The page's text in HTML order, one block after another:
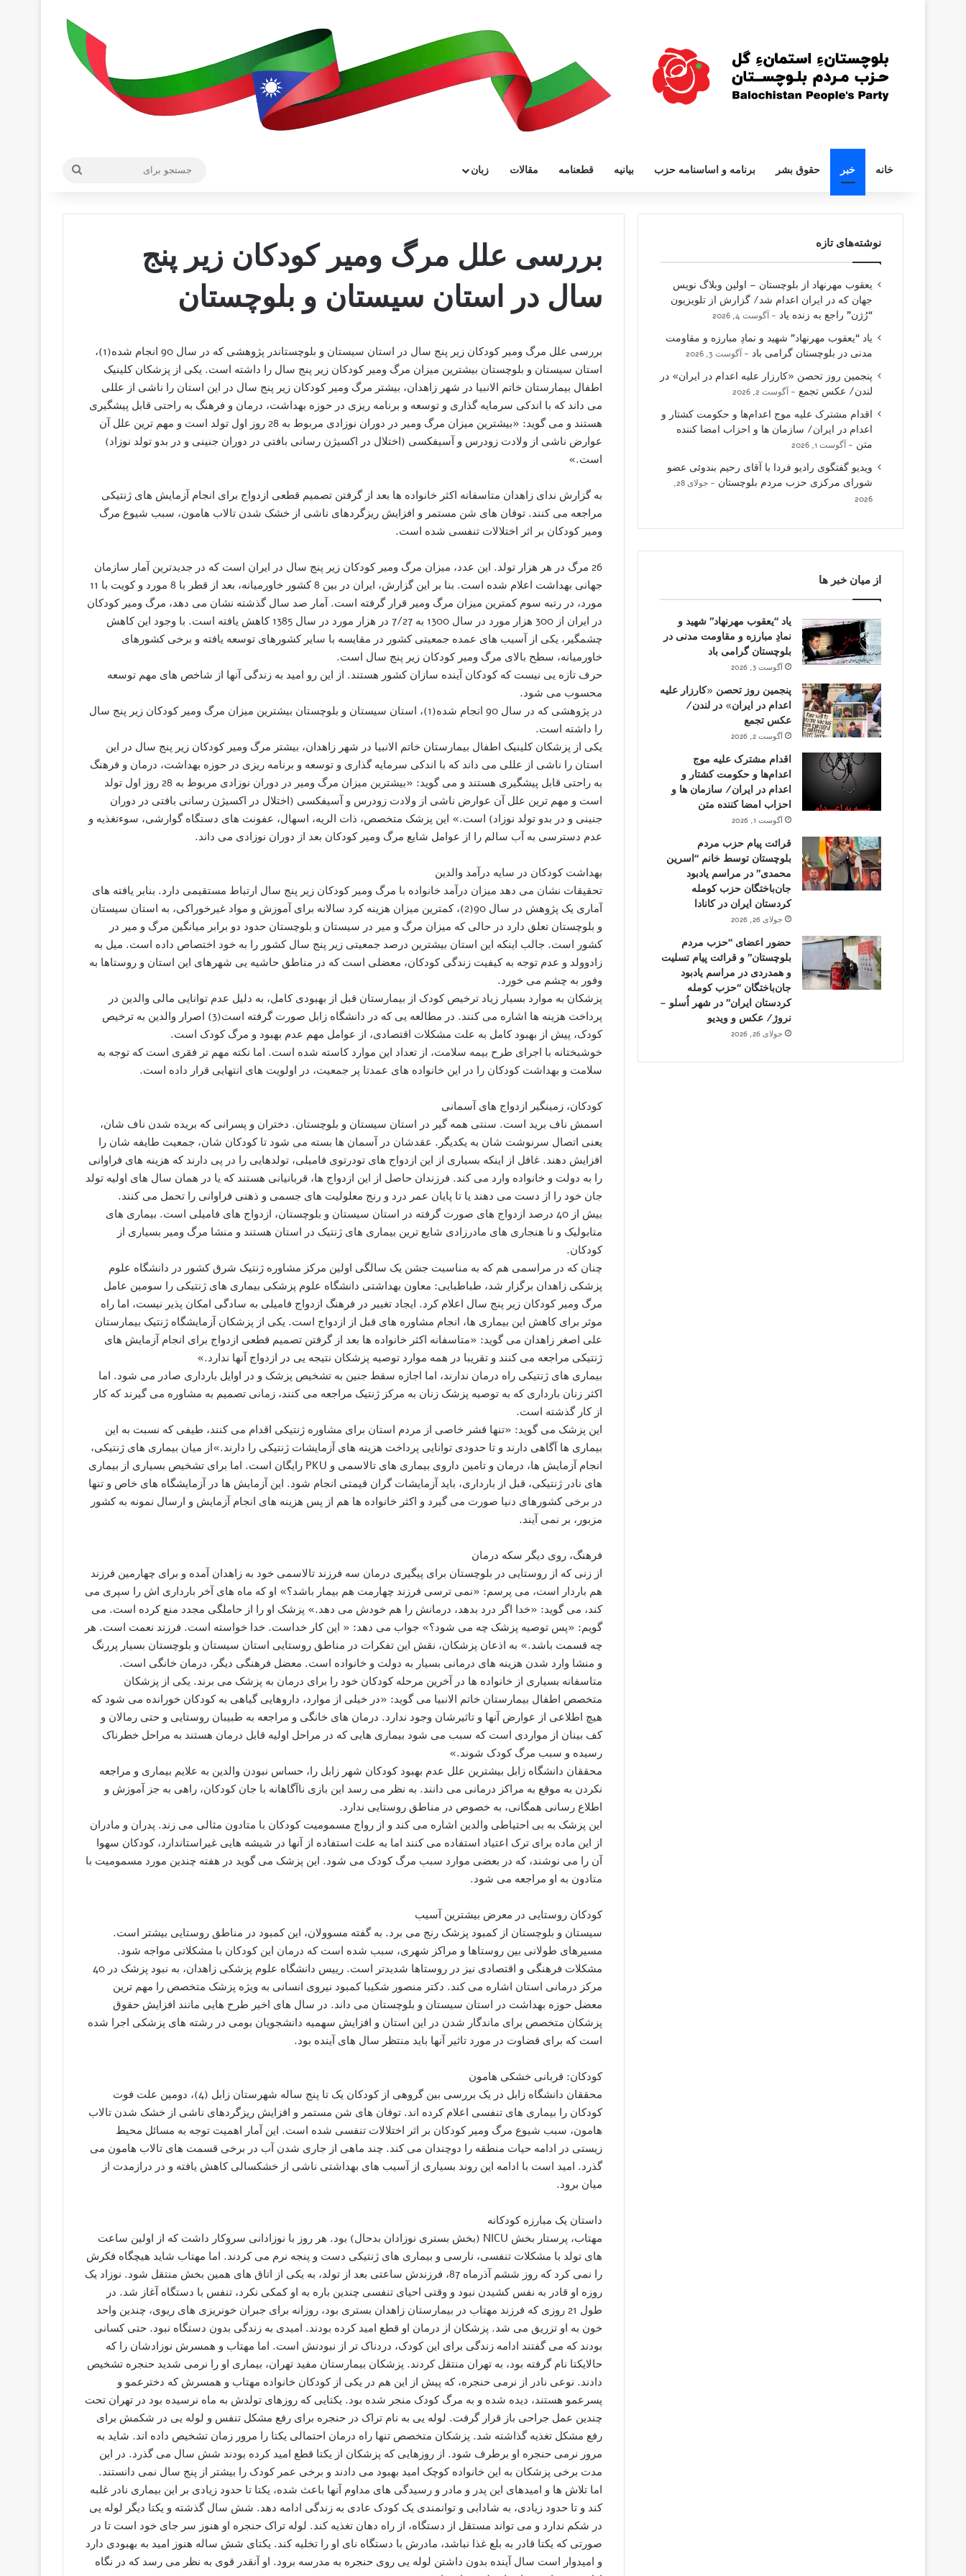
خانه خبر حقوق بشر برنامه و اساسنامه حزب بیانیه قطعنامه مقالات زبان
بررسی علل مرگ ومیر کودکان زیر پنج
سال در استان سیستان و بلوچستان
بررسی علل مرگ ومیر کودکان زیر پنج سال در استان سیستان و بلوچستاندر پژوهشی که در سال 90 انجام شده(1)،
استان سیستان و بلوچستان بیشترین میزان مرگ ومیر کودکان زیر پنج سال را داشته است. یکی از پزشکان کلینیک
اطفال بیمارستان خاتم الانبیا در شهر زاهدان، بیشتر مرگ ومیر کودکان زیر پنج سال در این استان را ناشی از عللی
می داند که با اندکی سرمایه گذاری و توسعه و برنامه ریزی در حوزه بهداشت، درمان و فرهنگ به راحتی قابل پیشگیری
هستند و می گوید: «بیشترین میزان مرگ ومیر در دوران نوزادی مربوط به 28 روز اول تولد است و مهم ترین علل آن
عوارض ناشی از ولادت زودرس و آسیفکسی (اختلال در اکسیژن رسانی بافتی در دوران جنینی و در بدو تولد نوزاد)
است.»
به گزارش ندای زاهدان متاسفانه اکثر خانواده ها بعد از گرفتن تصمیم قطعی ازدواج برای انجام آزمایش های ژنتیکی
مراجعه می کنند. توفان های شن مستمر و افزایش ریزگردهای ناشی از خشک شدن تالاب هامون، سبب شیوع مرگ
ومیر کودکان بر اثر اختلالات تنفسی شده است.
26 مرگ در هر هزار تولد. این عدد، میزان مرگ ومیر کودکان زیر پنج سال در ایران است که در جدیدترین آمار سازمان
جهانی بهداشت اعلام شده است. بنا بر این گزارش، ایران در بین 8 کشور خاورمیانه، بعد از قطر با 8 مورد و کویت با 11
مورد، در رتبه سوم کمترین میزان مرگ ومیر قرار گرفته است. آمار صد سال گذشته نشان می دهد، مرگ ومیر کودکان
در ایران از 300 هزار مورد در سال 1300 به 7/27 در هزار مورد در سال 1385 کاهش یافته است. با وجود این کاهش
چشمگیر، یکی از آسیب های عمده جمعیتی کشور در مقایسه با سایر کشورهای توسعه یافته و برخی کشورهای
خاورمیانه، سطح بالای مرگ ومیر کودکان زیر پنج سال است.
حرف تازه یی نیست که کودکان آینده سازان کشور هستند. از این رو امید به زندگی آنها از شاخص های مهم توسعه
محسوب می شود.
در پژوهشی که در سال 90 انجام شده(1)، استان سیستان و بلوچستان بیشترین میزان مرگ ومیر کودکان زیر پنج سال
را داشته است.
یکی از پزشکان کلینیک اطفال بیمارستان خاتم الانبیا در شهر زاهدان، بیشتر مرگ ومیر کودکان زیر پنج سال در این
استان را ناشی از عللی می داند که با اندکی سرمایه گذاری و توسعه و برنامه ریزی در حوزه بهداشت، درمان و فرهنگ
به راحتی قابل پیشگیری هستند و می گوید: «بیشترین میزان مرگ ومیر در دوران نوزادی مربوط به 28 روز اول تولد
است و مهم ترین علل آن عوارض ناشی از ولادت زودرس و آسیفکسی (اختلال در اکسیژن رسانی بافتی در دوران
جنینی و در بدو تولد نوزاد) است.» این پزشک متخصص، ذات الریه، اسهال، عفونت های دستگاه گوارشی، سوءتغذیه و
عدم دسترسی به آب سالم را از عوامل شایع مرگ ومیر کودکان بعد از دوران نوزادی می داند.
بهداشت کودکان در سایه درآمد والدین
تحقیقات نشان می دهد میزان درآمد خانواده با مرگ ومیر کودکان زیر پنج سال ارتباط مستقیمی دارد. بنابر یافته های
آماری یک پژوهش در سال 90(2)، کمترین میزان هزینه کرد سالانه برای آموزش و مواد غیرخوراکی، به استان سیستان
و بلوچستان تعلق دارد در حالی که میزان مرگ و میر در سیستان و بلوچستان حدود دو برابر میانگین مرگ و میر در
کشور است. جالب اینکه این استان بیشترین درصد جمعیتی زیر پنج سال کشور را به خود اختصاص داده است. میل به
زادوولد و عدم توجه به کیفیت زندگی کودکان، معضلی است که در مناطق حاشیه یی شهرهای این استان و روستاها به
وفور به چشم می خورد.
پزشکان به موارد بسیار زیاد ترخیص کودک از بیمارستان قبل از بهبودی کامل، به دلیل عدم توانایی مالی والدین در
پرداخت هزینه ها اشاره می کنند. در مطالعه یی که در دانشگاه زابل صورت گرفته است(3) اصرار والدین به ترخیص
کودک، پیش از بهبود کامل به علت مشکلات اقتصادی، از عوامل مهم عدم بهبود و مرگ کودک است.
خوشبختانه با اجرای طرح بیمه سلامت، از تعداد این موارد کاسته شده است. اما نکته مهم تر فقری است که توجه به
سلامت و بهداشت کودکان را در این خانواده های عمدتا پر جمعیت، در اولویت های انتهایی قرار داده است.
کودکان، زمینگیر ازدواج های آسمانی
اسمش ناف برید است. سنتی همه گیر در استان سیستان و بلوچستان. دختران و پسرانی که بریده شدن ناف شان،
یعنی اتصال سرنوشت شان به یکدیگر. عقدشان در آسمان ها بسته می شود تا کودکان شان، جمعیت طایفه شان را
افزایش دهند. غافل از اینکه بسیاری از این ازدواج های تودرتوی فامیلی، تولدهایی را در پی دارند که هزینه های فراوانی
را به دولت و خانواده وارد می کند. فرزندان حاصل از این ازدواج ها، قربانیانی هستند که یا در همان سال های اولیه تولد
جان خود را از دست می دهند یا تا پایان عمر درد و رنج معلولیت های جسمی و ذهنی فراوانی را تحمل می کنند.
بیش از 40 درصد ازدواج های صورت گرفته در استان سیستان و بلوچستان، ازدواج های فامیلی است. بیماری های
متابولیک و نا هنجاری های مادرزادی شایع ترین بیماری های ژنتیک در استان هستند و منشا مرگ ومیر بسیاری از
کودکان.
چنان که در مراسمی هم که به مناسبت جشن یک سالگی اولین مرکز مشاوره ژنتیک شرق کشور در دانشگاه علوم
پزشکی زاهدان برگزار شد، طباطبایی: معاون بهداشتی دانشگاه علوم پزشکی بیماری های ژنتیکی را سومین عامل
مرگ ومیر کودکان زیر پنج سال اعلام کرد. ایجاد تغییر در فرهنگ ازدواج فامیلی به سادگی امکان پذیر نیست، اما راه
موثر برای کاهش این بیماری ها، انجام مشاوره های قبل از ازدواج است. یکی از پزشکان آزمایشگاه ژنتیک بیمارستان
علی اصغر زاهدان می گوید: «متاسفانه اکثر خانواده ها بعد از گرفتن تصمیم قطعی ازدواج برای انجام آزمایش های
ژنتیکی مراجعه می کنند و تقریبا در همه موارد توصیه پزشکان نتیجه یی در ازدواج آنها ندارد.»
بیماری های ژنتیکی راه درمان ندارند، اما اجازه سقط جنین به تشخیص پزشک و در اوایل بارداری صادر می شود. اما
اکثر زنان بارداری که به توصیه پزشک زنان به مرکز ژنتیک مراجعه می کنند، زمانی تصمیم به مشاوره می گیرند که کار
از کار گذشته است.
این پزشک می گوید: «تنها قشر خاصی از مردم استان برای مشاوره ژنتیکی اقدام می کنند، طیفی که نسبت به این
بیماری ها آگاهی دارند و تا حدودی توانایی پرداخت هزینه های آزمایشات ژنتیکی را دارند.»از میان بیماری های ژنتیکی،
انجام آزمایش ها، درمان و تامین داروی بیماری های تالاسمی و PKU رایگان است. اما برای تشخیص بسیاری از بیماری
های نادر ژنتیکی، قبل از بارداری، باید آزمایشات گران قیمتی انجام شود. این آزمایش ها در آزمایشگاه های خاص و تنها
در برخی کشورهای دنیا صورت می گیرد و اکثر خانواده ها هم از پس هزینه های انجام آزمایش و ارسال نمونه به کشور
مزبور، بر نمی آیند.
فرهنگ، روی دیگر سکه درمان
از زنی که از روستایی در بلوچستان برای پیگیری درمان سه فرزند تالاسمی خود به زاهدان آمده و برای چهارمین فرزند
هم باردار است، می پرسم: «نمی ترسی فرزند چهارمت هم بیمار باشد؟» او که ماه های آخر بارداری اش را سپری می
کند، می گوید: «خدا اگر درد بدهد، درمانش را هم خودش می دهد.» پزشک او را از حاملگی مجدد منع کرده است. می
گویم: «پس توصیه پزشک چه می شود؟» جواب می دهد: « این کار خداست. خدا خواسته است. فرزند نعمت است. هر
چه قسمت باشد.» به اذعان پزشکان، نقش این تفکرات در مناطق روستایی استان سیستان و بلوچستان بسیار پررنگ
و منشا وارد شدن هزینه های درمانی بسیار به دولت و خانواده است. معضل فرهنگی دیگر، درمان خانگی است.
متاسفانه بسیاری از خانواده ها در آخرین مرحله کودکان خود را برای درمان به پزشک می برند. یکی از پزشکان
متخصص اطفال بیمارستان خاتم الانبیا می گوید: «در خیلی از موارد، داروهایی گیاهی به کودکان خورانده می شود که
هیچ اطلاعی از عوارض آنها و تاثیرشان وجود ندارد. درمان های خانگی و مراجعه به طبیبان روستایی و حتی رمالان و
کف بینان از مواردی است که سبب می شود بیماری هایی که در مراحل اولیه قابل درمان هستند به مراحل خطرناک
رسیده و سبب مرگ کودک شوند.»
محققان دانشگاه زابل بیشترین علل عدم بهبود کودکان شهر زابل را، حساس نبودن والدین به علایم بیماری و مراجعه
نکردن به موقع به مراکز درمانی می دانند. به نظر می رسد این بازی ناآگاهانه با جان کودکان، راهی به جز آموزش و
اطلاع رسانی همگانی، به خصوص در مناطق روستایی ندارد.
این پزشک به بی احتیاطی والدین اشاره می کند و از رواج مسمومیت کودکان با متادون مثالی می زند. پدران و مادران
از این ماده برای ترک اعتیاد استفاده می کنند اما به علت استفاده از آنها در شیشه هایی غیراستاندارد، کودکان سهوا
آن را می نوشند، که در بعضی موارد سبب مرگ کودک می شود. این پزشک می گوید در هفته چندین مورد مسمومیت با
متادون به او مراجعه می شود.
کودکان روستایی در معرض بیشترین آسیب
سیستان و بلوچستان از کمبود پزشک رنج می برد. به گفته مسوولان، این کمبود در مناطق روستایی بیشتر است.
مسیرهای طولانی بین روستاها و مراکز شهری، سبب شده است که درمان این کودکان با مشکلاتی مواجه شود.
مشکلات فرهنگی و اقتصادی نیز در روستاها شدیدتر است. رییس دانشگاه علوم پزشکی زاهدان، به نبود پزشک در 40
مرکز درمانی استان اشاره می کند. دکتر منصور شکیبا کمبود نیروی انسانی به ویژه پزشک متخصص را مهم ترین
معضل حوزه بهداشت در استان سیستان و بلوچستان می داند. در سال های اخیر طرح هایی مانند افزایش حقوق
پزشکان متخصص برای ماندگار شدن در این استان و افزایش سهمیه دانشجویان بومی در رشته های پزشکی اجرا شده
است که برای قضاوت در مورد تاثیر آنها باید منتظر سال های آینده بود.
کودکان: قربانی خشکی هامون
محققان دانشگاه زابل در یک بررسی بین گروهی از کودکان یک تا پنج ساله شهرستان زابل (4)، دومین علت فوت
کودکان را بیماری های تنفسی اعلام کرده اند. توفان های شن مستمر و افزایش ریزگردهای ناشی از خشک شدن تالاب
هامون، سبب شیوع مرگ ومیر کودکان بر اثر اختلالات تنفسی شده است. این آمار اهمیت توجه به مسائل محیط
زیستی در ادامه حیات منطقه را دوچندان می کند. چند ماهی از جاری شدن آب در برخی قسمت های تالاب هامون می
گذرد. امید است با ادامه این روند بسیاری از آسیب های بهداشتی ناشی از خشکسالی کاهش یافته و در درازمدت از
میان برود.
داستان یک مبارزه کودکانه
مهتاب، پرستار بخش NICU (بخش بستری نوزادان بدحال) بود. هر روز با نوزادانی سروکار داشت که از اولین ساعت
های تولد با مشکلات تنفسی، نارسی و بیماری های ژنتیکی دست و پنجه نرم می کردند. اما مهتاب شاید هیچگاه فکرش
را نمی کرد که روز ششم آذرماه 87، فرزندش ساعتی بعد از تولد، به یکی از اتاق های همین بخش منتقل شود. نوزاد یک
روزه او قادر به نفس کشیدن نبود و وقتی احیای تنفسی چندین باره به او کمکی نکرد، تنفس با دستگاه آغاز شد. در
طول 21 روزی که فرزند مهتاب در بیمارستان زاهدان بستری بود، روزانه برای جبران خونریزی های ریوی، چندین واحد
خون به او تزریق می شد. پزشکان از درمان او قطع امید کرده بودند. امیدی به زندگی بدون دستگاه نبود. حتی کسانی
بودند که می گفتند ادامه زندگی برای این کودک، دردناک تر از نبودنش است. اما مهتاب و همسرش نوزادشان را که
حالایکتا نام گرفته بود، به تهران منتقل کردند. پزشکان بیمارستان مفید تهران، بیماری او را نرمی شدید حنجره تشخیص
دادند. نوعی نادر از نرمی حنجره، که پیش از این هم در یکی از کودکان خانواده مهتاب و همسرش که دخترعمو و
پسرعمو هستند، دیده شده و به مرگ کودک منجر شده بود. یکتایی که روزهای تولدش به ماه نرسیده بود در تهران تحت
چندین عمل جراحی باز قرار گرفت. لوله یی به نام تراک در حنجره برای رفع مشکل تنفس و لوله یی در شکمش برای
رفع مشکل تغذیه گذاشته شد. پزشکان متخصص تنها راه درمان احتمالی یکتا را مرور زمان تشخیص داده اند. شاید به
مرور نرمی حنجره او برطرف شود. از روزهایی که پزشکان از یکتا قطع امید کرده بودند شش سال می گذرد. در این
مدت برخی پزشکان به این خانواده کوچک امید بهبود می دادند و برخی عمر کودک را بیشتر از پنج سال نمی دانستند.
اما تلاش ها و امیدهای این پدر و مادر و رسیدگی های مداوم آنها باعث شده، یکتا تا حدود زیادی بر این بیماری نادر غلبه
کند و تا حدود زیادی، به شادابی و توانمندی یک کودک عادی به زندگی ادامه دهد. شش سال گذشته و یکتا دیگر لوله یی
در شکم ندارد و می تواند مستقل از دستگاه، از راه دهان تغذیه کند. لوله تراک حنجره او هنوز سر جای خود است تا در
صورتی که یکتا قادر به بلع غذا نباشد، مادرش با دستگاه نای او را تخلیه کند. یکتای شش ساله هنوز امید به بهبودی دارد
و امیدوار است سال آینده بدون داشتن لوله یی روی حنجره به مدرسه برود. او آنقدر قوی به نظر می رسد که در نگاه
نوشته‌های تازه
یعقوب مهرنهاد از بلوچستان – اولین وبلاگ نویس
جهان که در ایران اعدام شد/ گزارش از تلویزیون
“رُژن” راجع به زنده یاد
آگوست 4, 2026
یاد “یعقوب مهرنهاد” شهید و نمادِ مبارزه و مقاومت
مدنی در بلوچستان گرامی باد
آگوست 3, 2026
پنجمین روز تحصن «کارزار علیه اعدام در ایران» در
لندن/ عکس تجمع
آگوست 2, 2026
اقدام مشترک علیه موج اعدام‌ها و حکومت کشتار و
اعدام در ایران/ سازمان ها و احزاب امضا کننده
متن
آگوست 1, 2026
ویدیو گفتگوی رادیو فردا با آقای رحیم بندوئی عضو
شورای مرکزی حزب مردم بلوچستان
جولای 28,
2026
از میان خبر ها
یاد “یعقوب مهرنهاد” شهید و
نمادِ مبارزه و مقاومت مدنی در
بلوچستان گرامی باد
آگوست 3, 2026
پنجمین روز تحصن «کارزار علیه
اعدام در ایران» در لندن/
عکس تجمع
آگوست 2, 2026
اقدام مشترک علیه موج
اعدام‌ها و حکومت کشتار و
اعدام در ایران/ سازمان ها و
احزاب امضا کننده متن
آگوست 1, 2026
قرائت پیام حزب مردم
بلوچستان توسط خانم “اسرین
محمدی” در مراسم یادبود
جان‌باختگان حزب کومله
کردستان ایران در کانادا
جولای 26, 2026
حضور اعضای “حزب مردم
بلوچستان” و قرائت پیام تسلیت
و همدردی در مراسم یادبود
جان‌باختگان “حزب کومله
کردستان ایران” در شهر اُسلو –
نروژ/ عکس و ویدیو
جولای 26, 2026